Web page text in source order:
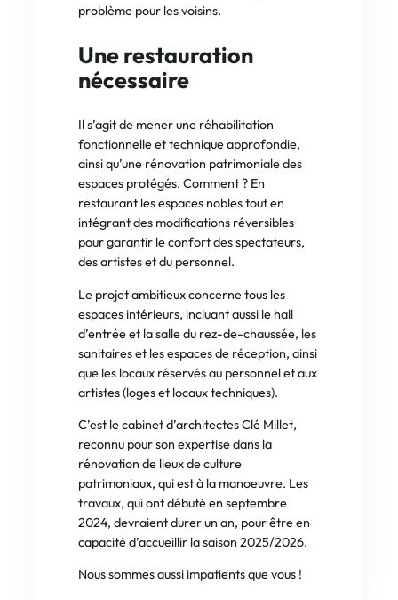
problème pour les voisins.
Une restauration
nécessaire
Il s’agit de mener une réhabilitation
fonctionnelle et technique approfondie,
ainsi qu’une rénovation patrimoniale des
espaces protégés. Comment ? En
restaurant les espaces nobles tout en
intégrant des modifications réversibles
pour garantir le confort des spectateurs,
des artistes et du personnel.
Le projet ambitieux concerne tous les
espaces intérieurs, incluant aussi le hall
d’entrée et la salle du rez-de-chaussée, les
sanitaires et les espaces de réception, ainsi
que les locaux réservés au personnel et aux
artistes (loges et locaux techniques).
C’est le cabinet d’architectes Clé Millet,
reconnu pour son expertise dans la
rénovation de lieux de culture
patrimoniaux, qui est à la manoeuvre. Les
travaux, qui ont débuté en septembre
2024, devraient durer un an, pour être en
capacité d’accueillir la saison 2025/2026.
Nous sommes aussi impatients que vous !